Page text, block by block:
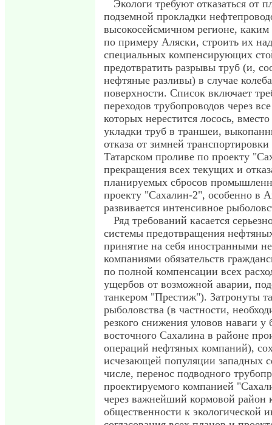
Экологи требуют отказаться от
подземной прокладки
высокосейсмичном регионе, каким
по примеру Аляски, строить их
специальных компенсирующих
предотвратить разрывы труб (и,
нефтяные разливы) в случае
поверхности. Список включает
переходов трубопроводов через
которых нерестится лосось,
укладки труб в траншеи,
отказа от зимней
Татарском проливе по проекту
прекращения всех текущих и
планируемых сбросов
проекту "Сахалин-2", особенно в
развивается интенсивное
Ряд требований касается
системы предотвращения
принятие на себя иностранными
компаниями обязательств
по полной компенсации всех
ущербов от возможной аварии,
танкером "Престиж"). Затронуты
рыболовства (в частности,
резкого снижения уловов наваги у
восточного Сахалина в районе
операций нефтяных компаний),
исчезающей популяции западных
числе, перенос подводного
проектируемого компанией
через важнейший кормовой район
общественности к экологической